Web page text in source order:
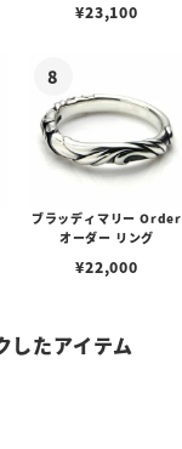
¥23,100
ブラッディマリー Order
オーダー リング
¥22,000
したアイテム